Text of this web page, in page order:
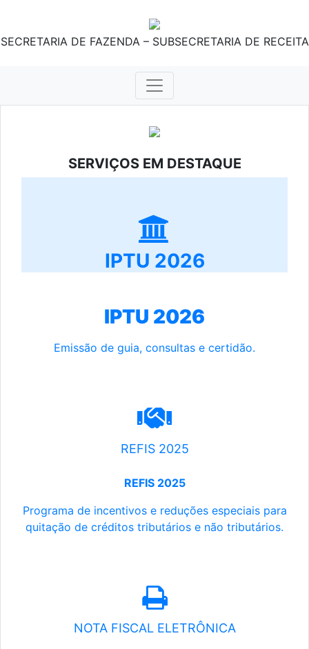
SECRETARIA DE FAZENDA – SUBSECRETARIA DE RECEITA
SERVIÇOS EM DESTAQUE
IPTU 2026
IPTU 2026
Emissão de guia, consultas e certidão.
REFIS 2025
REFIS 2025
Programa de incentivos e reduções especiais para
quitação de créditos tributários e não tributários.
NOTA FISCAL ELETRÔNICA